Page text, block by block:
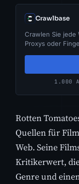
Crawlbase
Crawlen Sie jede
Proxys oder
1.000
Rotten
Quellen für
Web. Seine
Kritikerwert,
Genre und